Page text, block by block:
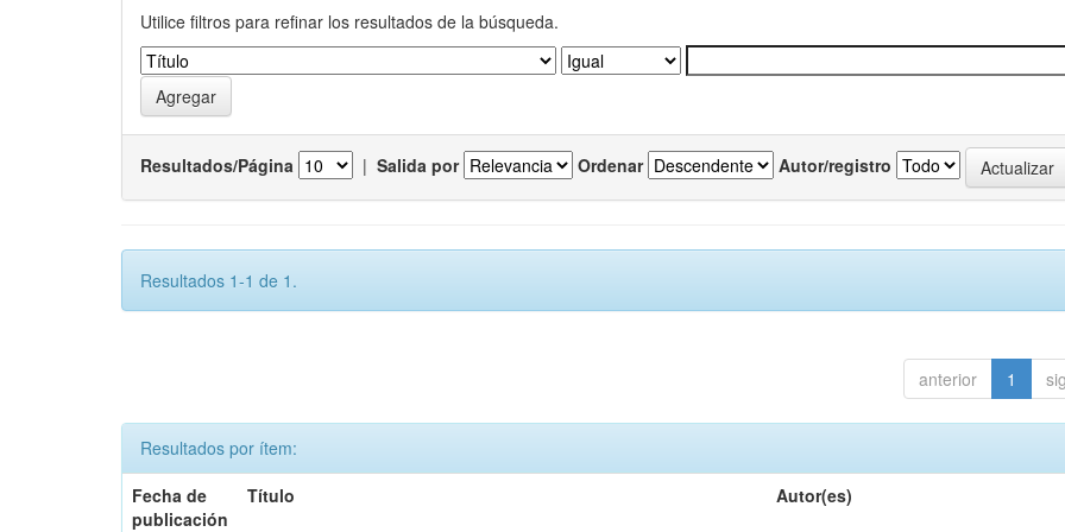
Utilice filtros para refinar los resultados de la búsqueda.
Resultados/Página | Salida por Ordenar Autor/registro
Resultados 1-1 de 1.
anterior 1
Resultados por ítem:
Fecha de
publicación
Título Autor(es)